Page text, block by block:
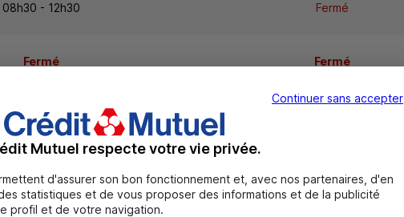
08h30 - 12h30 Fermé
Fermé Fermé
Continuer sans accepter
Mutuel respecte votre vie privée.
d'assurer son bon fonctionnement et, avec nos partenaires, d'en
statistiques et de vous proposer des informations et de la publicité
profil et de votre navigation.